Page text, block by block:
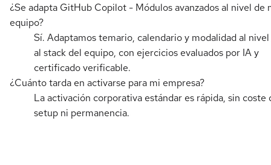
¿Se adapta GitHub Copilot - Módulos avanzados al nivel de
equipo?
Sí. Adaptamos temario, calendario y modalidad al
al stack del equipo, con ejercicios evaluados por IA y
certificado verificable.
¿Cuánto tarda en activarse para mi empresa?
La activación corporativa estándar es rápida, sin coste
setup ni permanencia.